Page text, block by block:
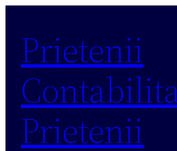
conținut
Prietenii
Prietenii